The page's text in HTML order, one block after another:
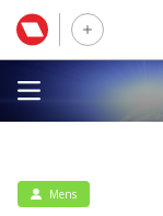
Mens